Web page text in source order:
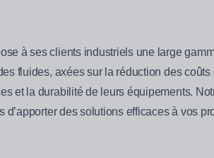
à ses clients industriels une large
fluides, axées sur la réduction des coûts
et la durabilité de leurs équipements.
des solutions efficaces à vos